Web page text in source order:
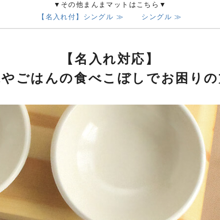
▼その他まんまマットはこちら▼
【名入れ付】シングル ≫
シングル ≫
【名入れ対応】
ごはんの食べこぼしでお困り